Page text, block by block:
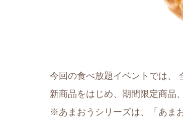
今回の食べ放題イベントでは、
新商品をはじめ、期間限定商品
※あまおうシリーズは、「あま